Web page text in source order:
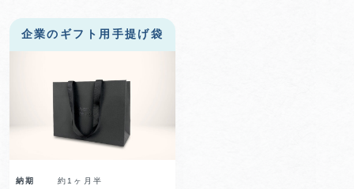
企業のギフト用手提げ袋
納期
約1ヶ月半